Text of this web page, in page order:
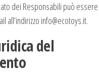
dei Responsabili può essere
all’indirizzo info@ecotoys.it.
del